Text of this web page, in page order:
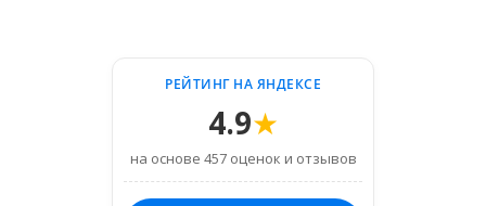
РЕЙТИНГ НА ЯНДЕКСЕ
4.9★
на основе 457 оценок и отзывов